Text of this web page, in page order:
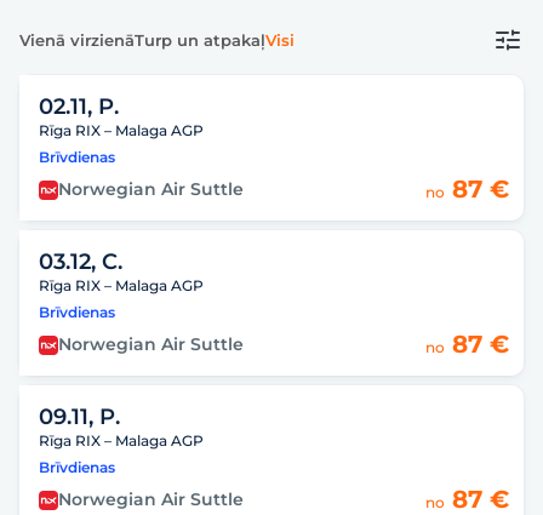
Vienā virzienāTurp un atpakaļVisi
02.11, P.
Rīga RIX – Malaga AGP
Brīvdienas
Norwegian Air Suttle no 87 €
03.12, C.
Rīga RIX – Malaga AGP
Brīvdienas
Norwegian Air Suttle no 87 €
09.11, P.
Rīga RIX – Malaga AGP
Brīvdienas
Norwegian Air Suttle no 87 €